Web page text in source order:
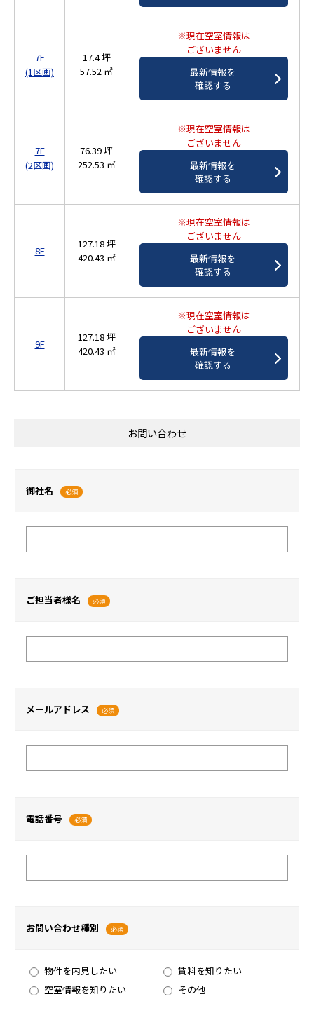
7F
(1区画)
17.4 坪
57.52 ㎡
※現在空室情報は
ございません
最新情報を
確認する
7F
(2区画)
76.39 坪
252.53 ㎡
※現在空室情報は
ございません
最新情報を
確認する
8F
127.18 坪
420.43 ㎡
※現在空室情報は
ございません
最新情報を
確認する
9F
127.18 坪
420.43 ㎡
※現在空室情報は
ございません
最新情報を
確認する
お問い合わせ
御社名 必須
ご担当者様名 必須
メールアドレス 必須
電話番号 必須
お問い合わせ種別 必須
物件を内見したい
賃料を知りたい
空室情報を知りたい
その他